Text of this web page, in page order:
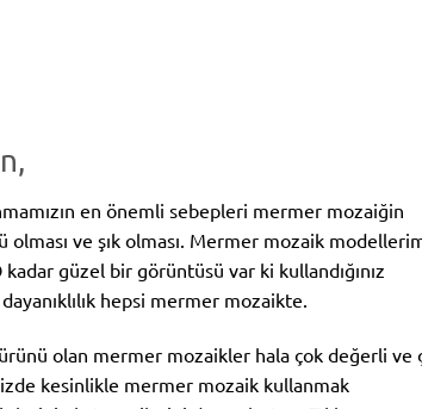
en önemli sebepleri mermer mozaiğin
ve şık olması. Mermer mozaik
kadar güzel bir görüntüsü var ki kullandığınız
hepsi mermer mozaikte.
olan mermer mozaikler hala çok değerli ve
kesinlikle mermer mozaik kullanmak